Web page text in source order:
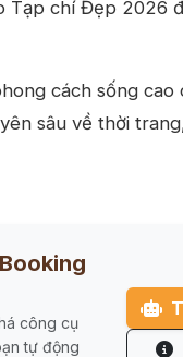
Tạp chí Đẹp 2026
cách sống
sâu về thời
công cụ
tự động